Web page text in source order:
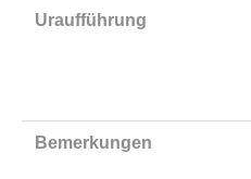
Uraufführung
Bemerkungen